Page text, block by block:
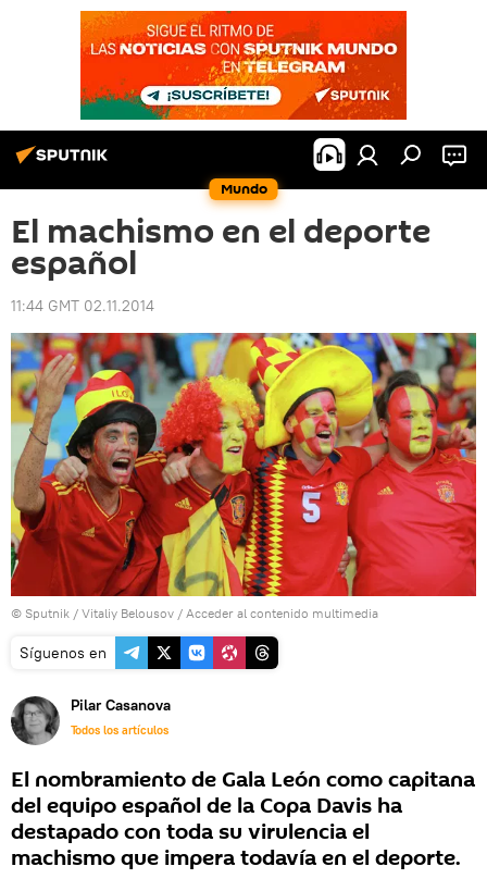
Mundo
El machismo en el deporte
español
11:44 GMT 02.11.2014
© Sputnik / Vitaliy Belousov / Acceder al contenido multimedia
Síguenos en
Pilar Casanova
Todos los artículos
El nombramiento de Gala León como capitana
del equipo español de la Copa Davis ha
destapado con toda su virulencia el
machismo que impera todavía en el deporte.